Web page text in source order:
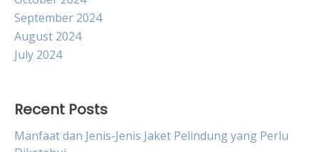
September 2024
August 2024
July 2024
Recent Posts
Manfaat dan Jenis-Jenis Jaket Pelindung yang Perlu